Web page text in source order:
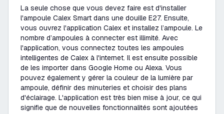
La seule chose que vous devez faire est d'installer
l'ampoule Calex Smart dans une douille E27. Ensuite,
vous ouvrez l'application Calex et installez l’ampoule. Le
nombre d’ampoules à connecter est illimité. Avec
l'application, vous connectez toutes les ampoules
intelligentes de Calex à l'internet. Il est ensuite possible
de les importer dans Google Home ou Alexa. Vous
pouvez également y gérer la couleur de la lumière par
ampoule, définir des minuteries et choisir des plans
d'éclairage. L'application est très bien mise à jour, ce qui
signifie que de nouvelles fonctionnalités sont ajoutées